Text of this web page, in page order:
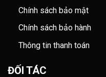
Chính sách bảo mật
Chính sách bảo hành
Thông tin thanh toán
ĐỐI TÁC